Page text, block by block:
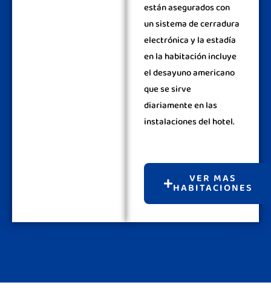
están asegurados con
un sistema de cerradura
electrónica y la estadía
en la habitación incluye
el desayuno americano
que se sirve
diariamente en las
instalaciones del hotel.
VER MAS
HABITACIONES